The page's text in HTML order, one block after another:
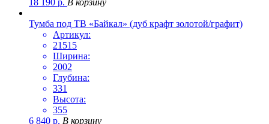
18 190 р. В корзину
Тумба под ТВ «Байкал» (дуб крафт золотой/графит)
Артикул:
21515
Ширина:
2002
Глубина:
331
Высота:
355
6 840 р. В корзину